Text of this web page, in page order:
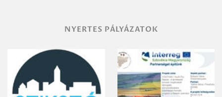
NYERTES PÁLYÁZATOK